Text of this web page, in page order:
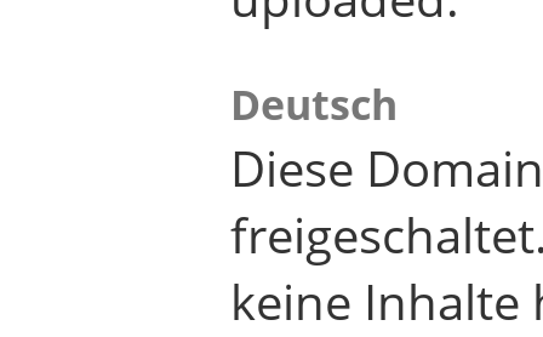
Deutsch
Diese
keine Inhalte